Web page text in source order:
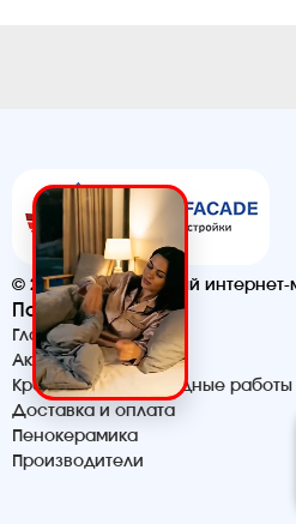
© 2026. Строительный интернет-
Помощь
Главная
Акции и скидки
Кровельные и фасадные работы
Доставка и оплата
Пенокерамика
Производители